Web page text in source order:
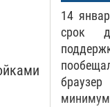
14
срок
минимум